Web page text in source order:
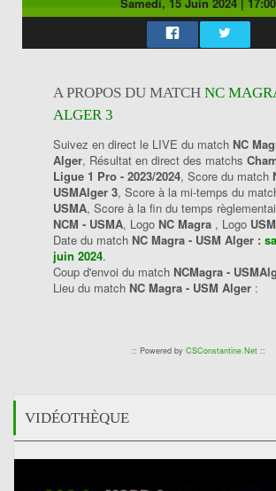
A PROPOS DU MATCH NC
ALGER 3
Suivez en direct le LIVE du match NC
Alger, Résultat en direct des matchs
Ligue 1 Pro - 2023/2024, Score du match
USMAlger 3, Score à la mi-temps du
USMA, Score à la fin du temps
NCM - USMA, Logo NC Magra , Logo
Date du match NC Magra - USM Alger :
juin 2024.
Coup d'envoi du match NCMagra -
Lieu du match NC Magra - USM Alger :
:: Powered by CSConstantine.Net::
VIDÉOTHÈQUE